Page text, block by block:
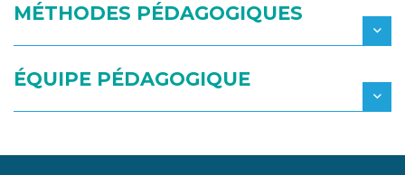
MÉTHODES PÉDAGOGIQUES
ÉQUIPE PÉDAGOGIQUE